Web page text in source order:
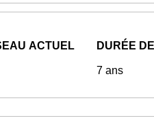
ACTUEL DURÉE
7 ans